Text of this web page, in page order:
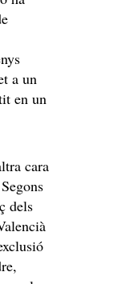
a un
en un
cara
dels